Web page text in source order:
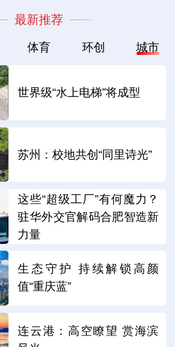
最新推荐
体育 环创 城市
世界级“水上电梯”将成型
苏州：校地共创“同里诗光”
这些“超级工厂”有何魔力？
驻华外交官解码合肥智造新
力量
生态守护 持续解锁高颜
值“重庆蓝”
连云港：高空瞭望 赏海滨